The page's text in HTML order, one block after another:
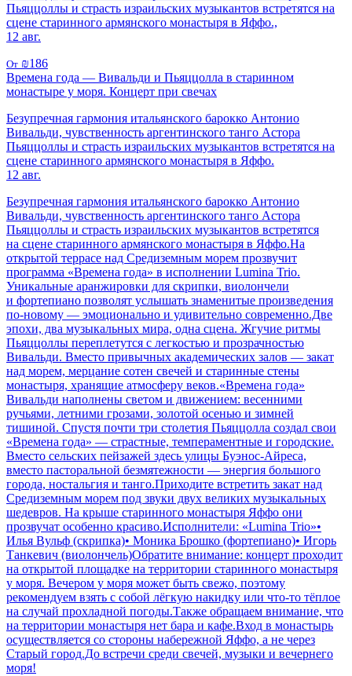
Пьяццоллы и страсть израильских музыкантов встретятся на
сцене старинного армянского монастыря в Яффо.,
12 авг.
От ₪186
Времена года — Вивальди и Пьяццолла в старинном
монастыре у моря. Концерт при свечах
Безупречная гармония итальянского барокко Антонио
Вивальди, чувственность аргентинского танго Астора
Пьяццоллы и страсть израильских музыкантов встретятся на
сцене старинного армянского монастыря в Яффо.
12 авг.
Безупречная гармония итальянского барокко Антонио
Вивальди, чувственность аргентинского танго Астора
Пьяццоллы и страсть израильских музыкантов встретятся
на сцене старинного армянского монастыря в Яффо.На
открытой террасе над Средиземным морем прозвучит
программа «Времена года» в исполнении Lumina Trio.
Уникальные аранжировки для скрипки, виолончели
и фортепиано позволят услышать знаменитые произведения
по-новому — эмоционально и удивительно современно.Две
эпохи, два музыкальных мира, одна сцена. Жгучие ритмы
Пьяццоллы переплетутся с легкостью и прозрачностью
Вивальди. Вместо привычных академических залов — закат
над морем, мерцание сотен свечей и старинные стены
монастыря, хранящие атмосферу веков.«Времена года»
Вивальди наполнены светом и движением: весенними
ручьями, летними грозами, золотой осенью и зимней
тишиной. Спустя почти три столетия Пьяццолла создал свои
«Времена года» — страстные, темпераментные и городские.
Вместо сельских пейзажей здесь улицы Буэнос-Айреса,
вместо пасторальной безмятежности — энергия большого
города, ностальгия и танго.Приходите встретить закат над
Средиземным морем под звуки двух великих музыкальных
шедевров. На крыше старинного монастыря Яффо они
прозвучат особенно красиво.Исполнители: «Lumina Trio»•
Илья Вульф (скрипка)• Моника Брошко (фортепиано)• Игорь
Танкевич (виолончель)Обратите внимание: концерт проходит
на открытой площадке на территории старинного монастыря
у моря. Вечером у моря может быть свежо, поэтому
рекомендуем взять с собой лёгкую накидку или что-то тёплое
на случай прохладной погоды.Также обращаем внимание, что
на территории монастыря нет бара и кафе.Вход в монастырь
осуществляется со стороны набережной Яффо, а не через
Старый город.До встречи среди свечей, музыки и вечернего
моря!